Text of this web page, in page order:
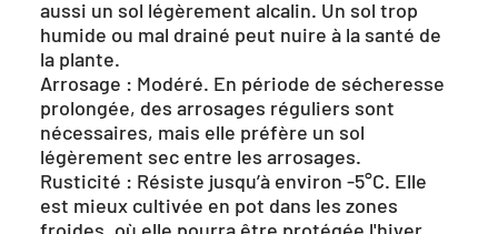
aussi un sol légèrement alcalin. Un sol trop
humide ou mal drainé peut nuire à la santé de
la plante.
Arrosage : Modéré. En période de sécheresse
prolongée, des arrosages réguliers sont
nécessaires, mais elle préfère un sol
légèrement sec entre les arrosages.
Rusticité : Résiste jusqu’à environ -5°C. Elle
est mieux cultivée en pot dans les zones